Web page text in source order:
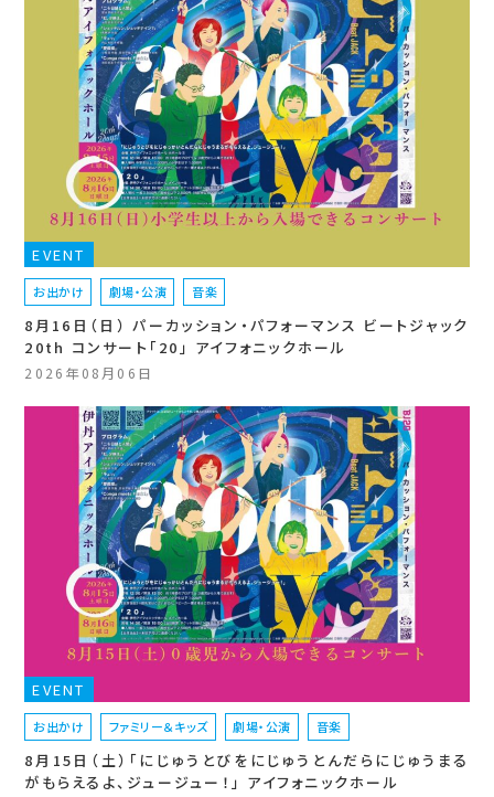
EVENT
お出かけ 劇場・公演 音楽
8月16日（日） パーカッション・パフォーマンス ビートジャック
20th コンサート「20」 アイフォニックホール
2026年08月06日
EVENT
お出かけ ファミリー＆キッズ 劇場・公演 音楽
8月15日（土）「にじゅうとびをにじゅうとんだらにじゅうまる
がもらえるよ、ジュージュー！」 アイフォニックホール